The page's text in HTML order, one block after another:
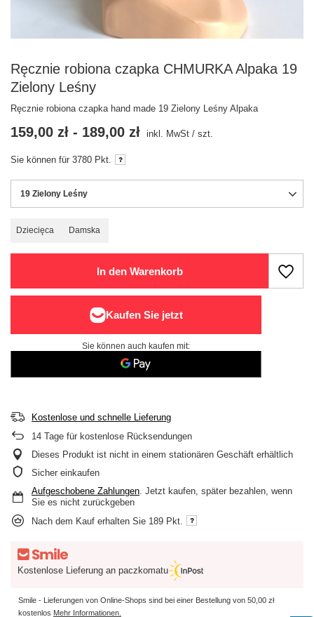
Ręcznie robiona czapka CHMURKA Alpaka 19
Zielony Leśny
Ręcznie robiona czapka hand made 19 Zielony Leśny Alpaka
19 Zielony Leśny
Dziecięca Damska
159,00 zł - 189,00 zł inkl. MwSt / szt.
Sie können für 3780 Pkt.
In den Warenkorb
Sie können auch kaufen mit:
Kostenlose und schnelle Lieferung
14 Tage für kostenlose Rücksendungen
Dieses Produkt ist nicht in einem stationären Geschäft erhältlich
Sicher einkaufen
Aufgeschobene Zahlungen. Jetzt kaufen, später bezahlen, wenn
Sie es nicht zurückgeben
Nach dem Kauf erhalten Sie 189 Pkt.
Kostenlose Lieferung an paczkomatu
Smile - Lieferungen von Online-Shops sind bei einer Bestellung von 50,00 zł
kostenlos Mehr Informationen.